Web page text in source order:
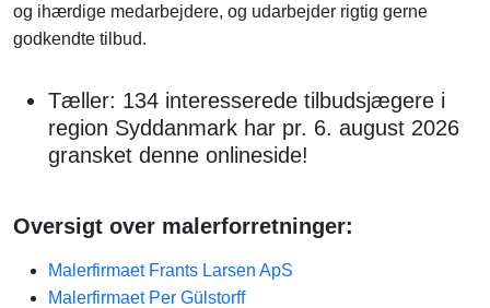
og ihærdige medarbejdere, og udarbejder rigtig gerne
godkendte tilbud.
Tæller: 134 interesserede tilbudsjægere i
region Syddanmark har pr. 6. august 2026
gransket denne onlineside!
Oversigt over malerforretninger:
Malerfirmaet Frants Larsen ApS
Malerfirmaet Per Gülstorff